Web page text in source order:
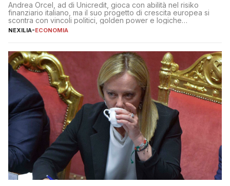
Andrea Orcel, ad di Unicredit, gioca con abilità nel risiko
finanziario italiano, ma il suo progetto di crescita europea si
scontra con vincoli politici, golden power e logiche
protezionistiche. Orcel e la mossa su Generali Andrea Orcel,
NEXILIA-ECONOMIA